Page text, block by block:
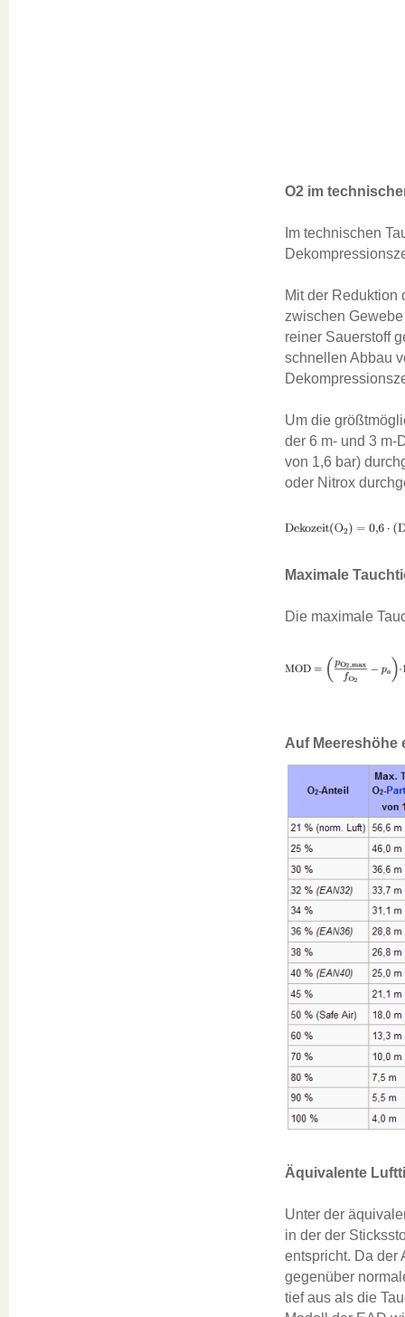
O2 im
Im technischen
Mit der Reduktion
zwischen
reiner Sauerstoff
schnellen Abbau
Um die
der 6 m- und 3 m-
von 1,6 bar)
oder Nitrox
Maximale
Die maximale
Auf Meereshöhe
Äquivalente
Unter der
in der der
entspricht. Da der
gegenüber
tief aus als die